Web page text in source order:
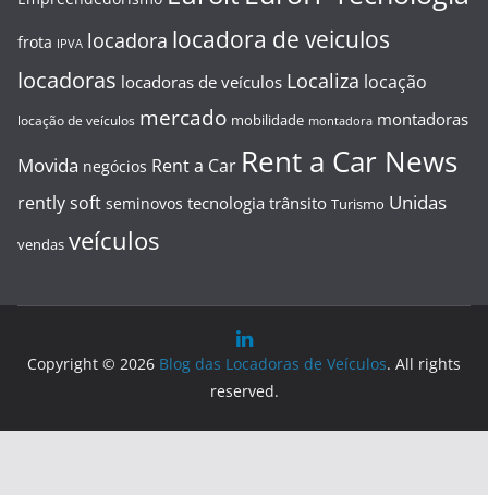
frota IPVA locadora locadora de veiculos
locadoras locadoras de veículos Localiza locação
locação de veículos mercado mobilidade montadora montadoras
Movida negócios Rent a Car Rent a Car News
rently soft seminovos tecnologia trânsito Turismo Unidas
vendas veículos
Copyright © 2026 Blog das Locadoras de Veículos. All rights
reserved.